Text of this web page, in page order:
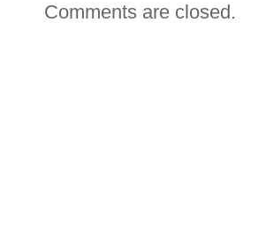
Comments are closed.